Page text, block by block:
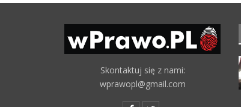
Skontaktuj się z nami:
wprawopl@gmail.com